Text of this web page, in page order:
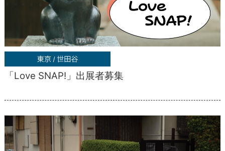
「Love SNAP!」出展者募集